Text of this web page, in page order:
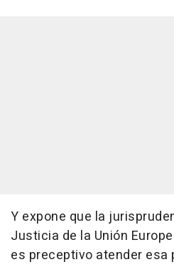
Y expone que la
Justicia de la Unión
es preceptivo atender esa